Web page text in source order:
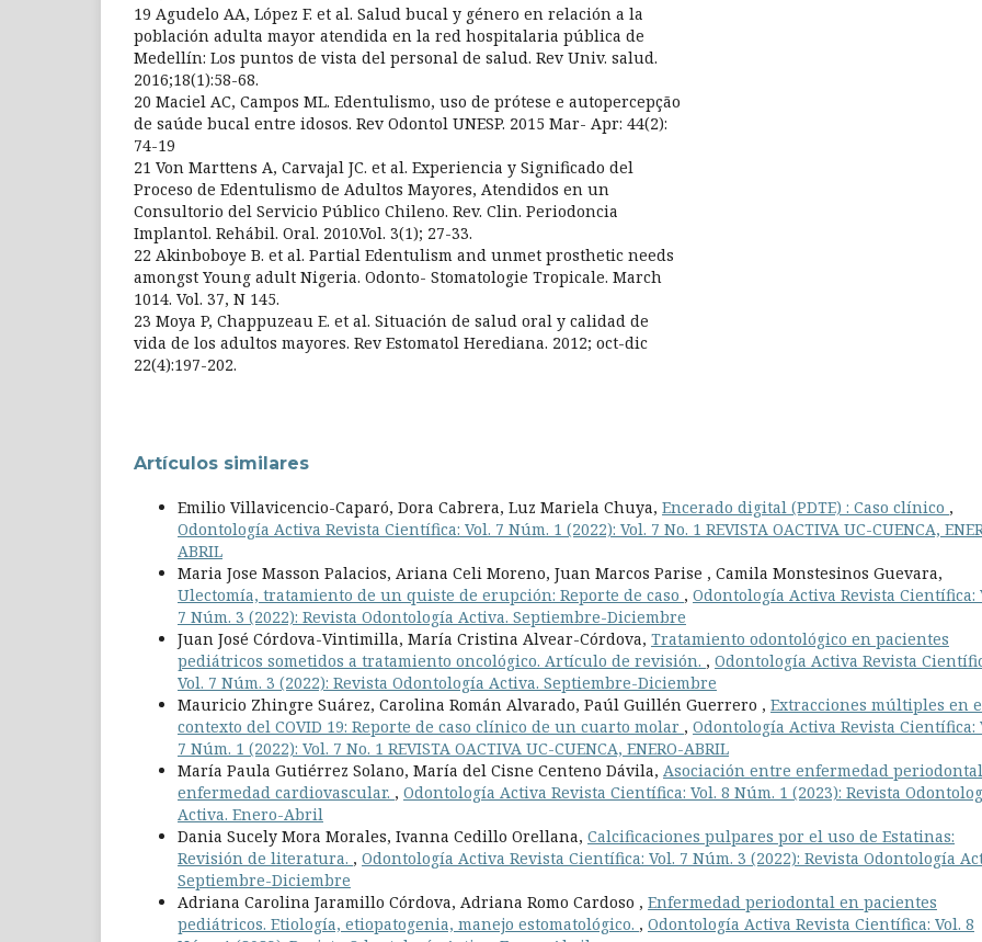
19 Agudelo AA, López F. et al. Salud bucal y género en relación a la
población adulta mayor atendida en la red hospitalaria pública de
Medellín: Los puntos de vista del personal de salud. Rev Univ. salud.
2016;18(1):58-68.
20 Maciel AC, Campos ML. Edentulismo, uso de prótese e autopercepção
de saúde bucal entre idosos. Rev Odontol UNESP. 2015 Mar- Apr: 44(2):
74-19
21 Von Marttens A, Carvajal JC. et al. Experiencia y Significado del
Proceso de Edentulismo de Adultos Mayores, Atendidos en un
Consultorio del Servicio Público Chileno. Rev. Clin. Periodoncia
Implantol. Rehábil. Oral. 2010.Vol. 3(1); 27-33.
22 Akinboboye B. et al. Partial Edentulism and unmet prosthetic needs
amongst Young adult Nigeria. Odonto- Stomatologie Tropicale. March
1014. Vol. 37, N 145.
23 Moya P, Chappuzeau E. et al. Situación de salud oral y calidad de
vida de los adultos mayores. Rev Estomatol Herediana. 2012; oct-dic
22(4):197-202.
Artículos similares
Emilio Villavicencio-Caparó, Dora Cabrera, Luz Mariela Chuya, Encerado digital (PDTE) : Caso clínico ,
Odontología Activa Revista Científica: Vol. 7 Núm. 1 (2022): Vol. 7 No. 1 REVISTA OACTIVA UC-CUENCA,
ABRIL
Maria Jose Masson Palacios, Ariana Celi Moreno, Juan Marcos Parise , Camila Monstesinos Guevara,
Ulectomía, tratamiento de un quiste de erupción: Reporte de caso , Odontología Activa Revista Científica:
7 Núm. 3 (2022): Revista Odontología Activa. Septiembre-Diciembre
Juan José Córdova-Vintimilla, María Cristina Alvear-Córdova, Tratamiento odontológico en pacientes
pediátricos sometidos a tratamiento oncológico. Artículo de revisión. , Odontología Activa Revista
Vol. 7 Núm. 3 (2022): Revista Odontología Activa. Septiembre-Diciembre
Mauricio Zhingre Suárez, Carolina Román Alvarado, Paúl Guillén Guerrero , Extracciones múltiples en
contexto del COVID 19: Reporte de caso clínico de un cuarto molar , Odontología Activa Revista Científica:
7 Núm. 1 (2022): Vol. 7 No. 1 REVISTA OACTIVA UC-CUENCA, ENERO-ABRIL
María Paula Gutiérrez Solano, María del Cisne Centeno Dávila, Asociación entre enfermedad
enfermedad cardiovascular. , Odontología Activa Revista Científica: Vol. 8 Núm. 1 (2023): Revista
Activa. Enero-Abril
Dania Sucely Mora Morales, Ivanna Cedillo Orellana, Calcificaciones pulpares por el uso de Estatinas:
Revisión de literatura. , Odontología Activa Revista Científica: Vol. 7 Núm. 3 (2022): Revista Odontología
Septiembre-Diciembre
Adriana Carolina Jaramillo Córdova, Adriana Romo Cardoso , Enfermedad periodontal en pacientes
pediátricos. Etiología, etiopatogenia, manejo estomatológico. , Odontología Activa Revista Científica: Vol. 8